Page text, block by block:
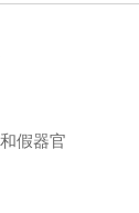
假器官